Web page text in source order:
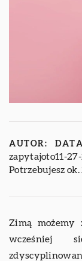
AUTOR:
zapytajoto11-
Potrzebujesz
Zimą możemy
wcześniej